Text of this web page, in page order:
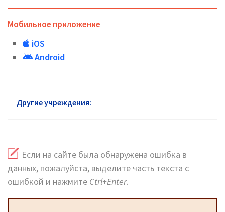
Мобильное приложение
iOS
Android
Другие учреждения:
Если на сайте была обнаружена ошибка в
данных, пожалуйста, выделите часть текста с
ошибкой и нажмите Ctrl+Enter.